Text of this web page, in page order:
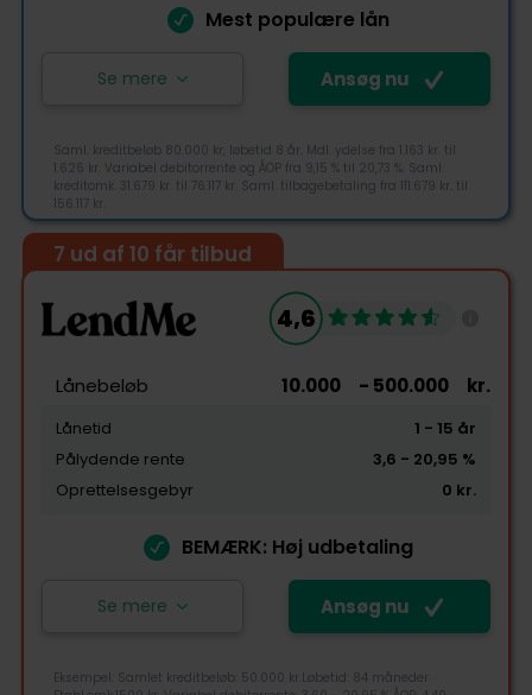
Mest populære lån
Ansøg nu
Se mere
Saml. kreditbeløb 80.000 kr, løbetid 8 år. Mdl. ydelse fra 1.163 kr. til
1.626 kr. Variabel debitorrente og ÅOP fra 9,15 % til 20,73 %. Saml.
kreditomk. 31.679 kr. til 76.117 kr. Saml. tilbagebetaling fra 111.679 kr. til
156.117 kr.
4,4
Tilgængelighed
Kundeservice
7 ud af 10 får tilbud
4,6
Lånebeløb 10.000 - 500.000 kr.
Lånetid 1 - 15 år
Pålydende rente
3,6 - 20,95 %
Oprettelsesgebyr
0 kr.
BEMÆRK: Høj udbetaling
Ansøg nu
Se mere
Eksempel: Samlet kreditbeløb: 50.000 kr.Løbetid: 84 måneder